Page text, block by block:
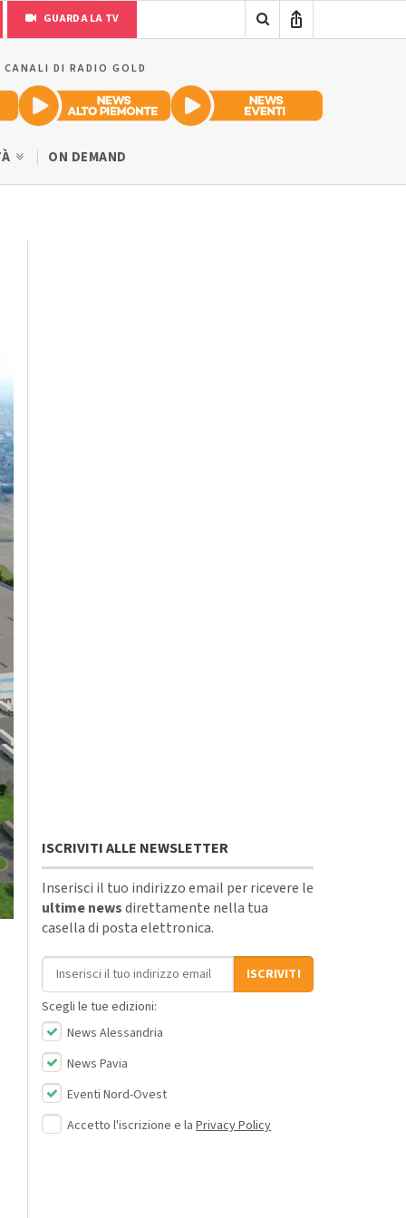
GUARDA LA TV
DI RADIO GOLD
ON DEMAND
ISCRIVITI ALLE NEWSLETTER
Inserisci il tuo indirizzo email per ricevere le
ultime newsdirettamente nella tua
casella di posta elettronica.
Indirizzo email
ISCRIVITI
Scegli le tue edizioni:
News Alessandria
News Pavia
Eventi Nord-Ovest
Accetto l'iscrizione e la Privacy Policy